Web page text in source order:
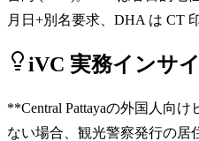
月日+別名要求、DHA は CT
iVC 実務インサ
**Central Pattayaの外国人向
ない場合、観光警察発行の居